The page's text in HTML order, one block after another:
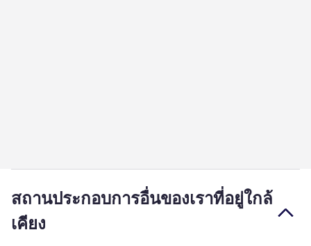
สถานประกอบการอื่นของเราที่อยู่ใกล้
เคียง